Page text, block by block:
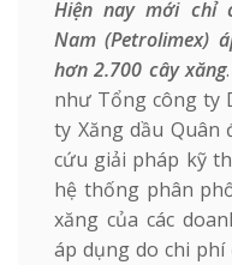
Hiện nay mới chỉ
Nam (Petrolimex)
hơn 2.700 cây xăng
như Tổng công ty
ty Xăng dầu Quân
cứu giải pháp kỹ
hệ thống phân
xăng của các
áp dụng do chi